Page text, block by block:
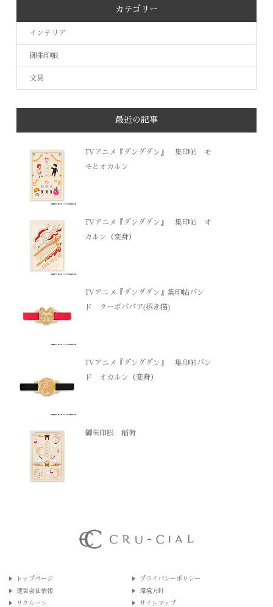
カテゴリー
インテリア
御朱印帳
文具
最近の記事
TVアニメ『ダンダダン』 集印帖 モ
モとオカルン
TVアニメ『ダンダダン』 集印帖 オ
カルン（変身）
TVアニメ『ダンダダン』集印帖バン
ド ターボババア(招き猫)
TVアニメ『ダンダダン』 集印帖バン
ド オカルン（変身）
御朱印帳 稲荷
トップページ
運営会社情報
リクルート
プライバシーポリシー
環境方針
サイトマップ